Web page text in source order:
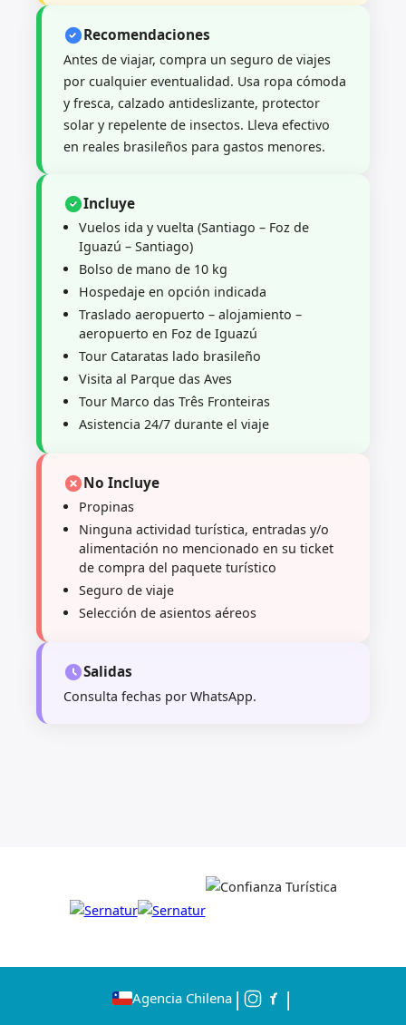
Recomendaciones
Antes de viajar, compra un seguro de viajes
por cualquier eventualidad. Usa ropa cómoda
y fresca, calzado antideslizante, protector
solar y repelente de insectos. Lleva efectivo
en reales brasileños para gastos menores.
Incluye
Vuelos ida y vuelta (Santiago – Foz de
Iguazú – Santiago)
Bolso de mano de 10 kg
Hospedaje en opción indicada
Traslado aeropuerto – alojamiento –
aeropuerto en Foz de Iguazú
Tour Cataratas lado brasileño
Visita al Parque das Aves
Tour Marco das Três Fronteiras
Asistencia 24/7 durante el viaje
No Incluye
Propinas
Ninguna actividad turística, entradas y/o
alimentación no mencionado en su ticket
de compra del paquete turístico
Seguro de viaje
Selección de asientos aéreos
Salidas
Consulta fechas por WhatsApp.
Agencia Chilena | |